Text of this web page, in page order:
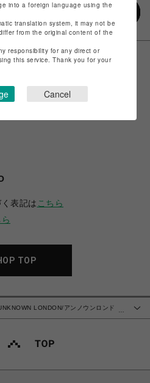
表記は こちら
TOP
…
LONDON/アンノウンロンド
into a foreign language using the
translation system, it may not be
from the original content of the
responsibility for any direct or
this service. Thank you for your
Cancel